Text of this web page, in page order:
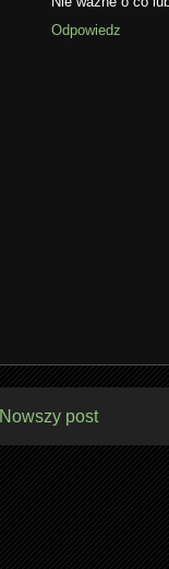
Odpowiedz
Nowszy post